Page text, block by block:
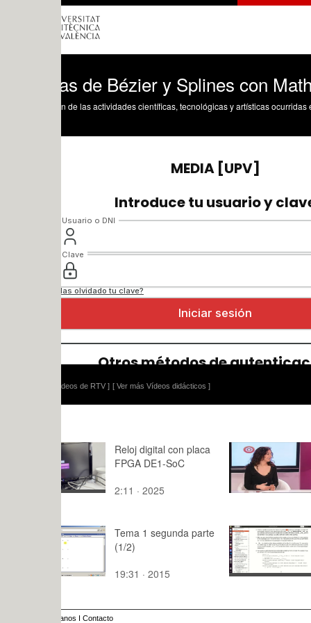
de Bézier y Splines con
de las actividades científicas, tecnológicas y artísticas ocurridas en los tres
[ Ver más Vídeos didácticos ]
Reloj digital con placa
FPGA DE1-SoC
2:11 · 2025
Ideas +
15:11 ·
Tema 1 segunda parte
(1/2)
19:31 · 2015
25:59 ·